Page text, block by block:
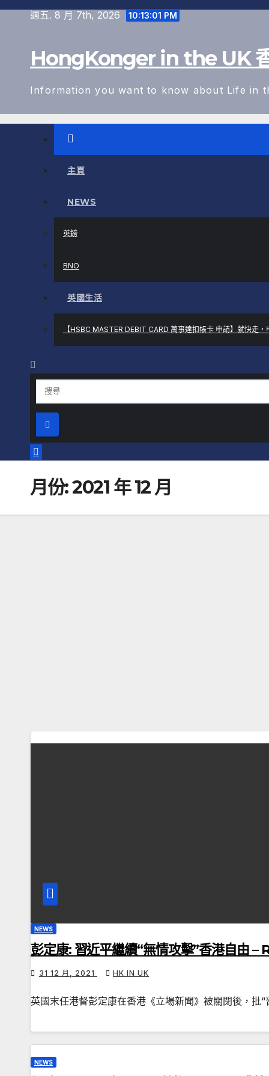
跳
週五. 8 月 7th, 2026 10:13:02 PM
HongKonger in the UK
Information you want to know about Life in
主頁
NEWS
英鎊
BNO
英國生活
【HSBC MASTER DEBIT CARD 萬事達扣帳卡 申請】就快走
月份:2021 年 12 月
NEWS
彭定康: 習近平繼續“無情攻擊”香港自由 –
31 12 月, 2021 HK IN UK
英國末任港督彭定康在香港《立場新聞》被關閉後，批
NEWS